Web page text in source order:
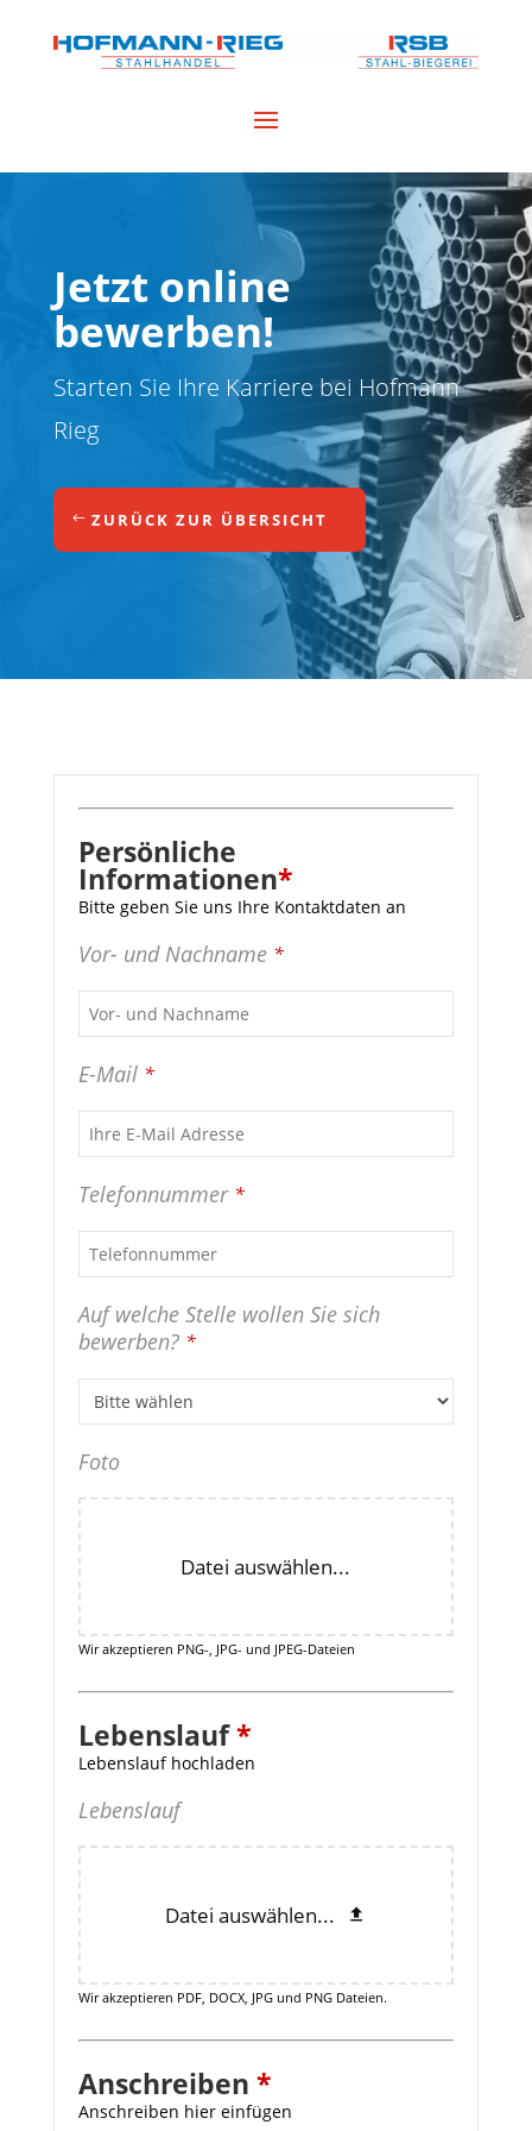
Jetzt online
bewerben!
Starten Sie Ihre Karriere bei Hofmann
Rieg
ZURÜCK ZUR ÜBERSICHT
Website
URL
Persönliche
Informationen*
Bitte geben Sie uns Ihre Kontaktdaten an
Vor- und Nachname *
E-Mail *
Telefonnummer *
Auf welche Stelle wollen Sie sich
bewerben? *
Foto
Datei auswählen...
Wir akzeptieren PNG-, JPG- und JPEG-Dateien
Lebenslauf*
Lebenslauf hochladen
Lebenslauf
Datei auswählen...
Wir akzeptieren PDF, DOCX, JPG und PNG Dateien.
Anschreiben *
Anschreiben hier einfügen